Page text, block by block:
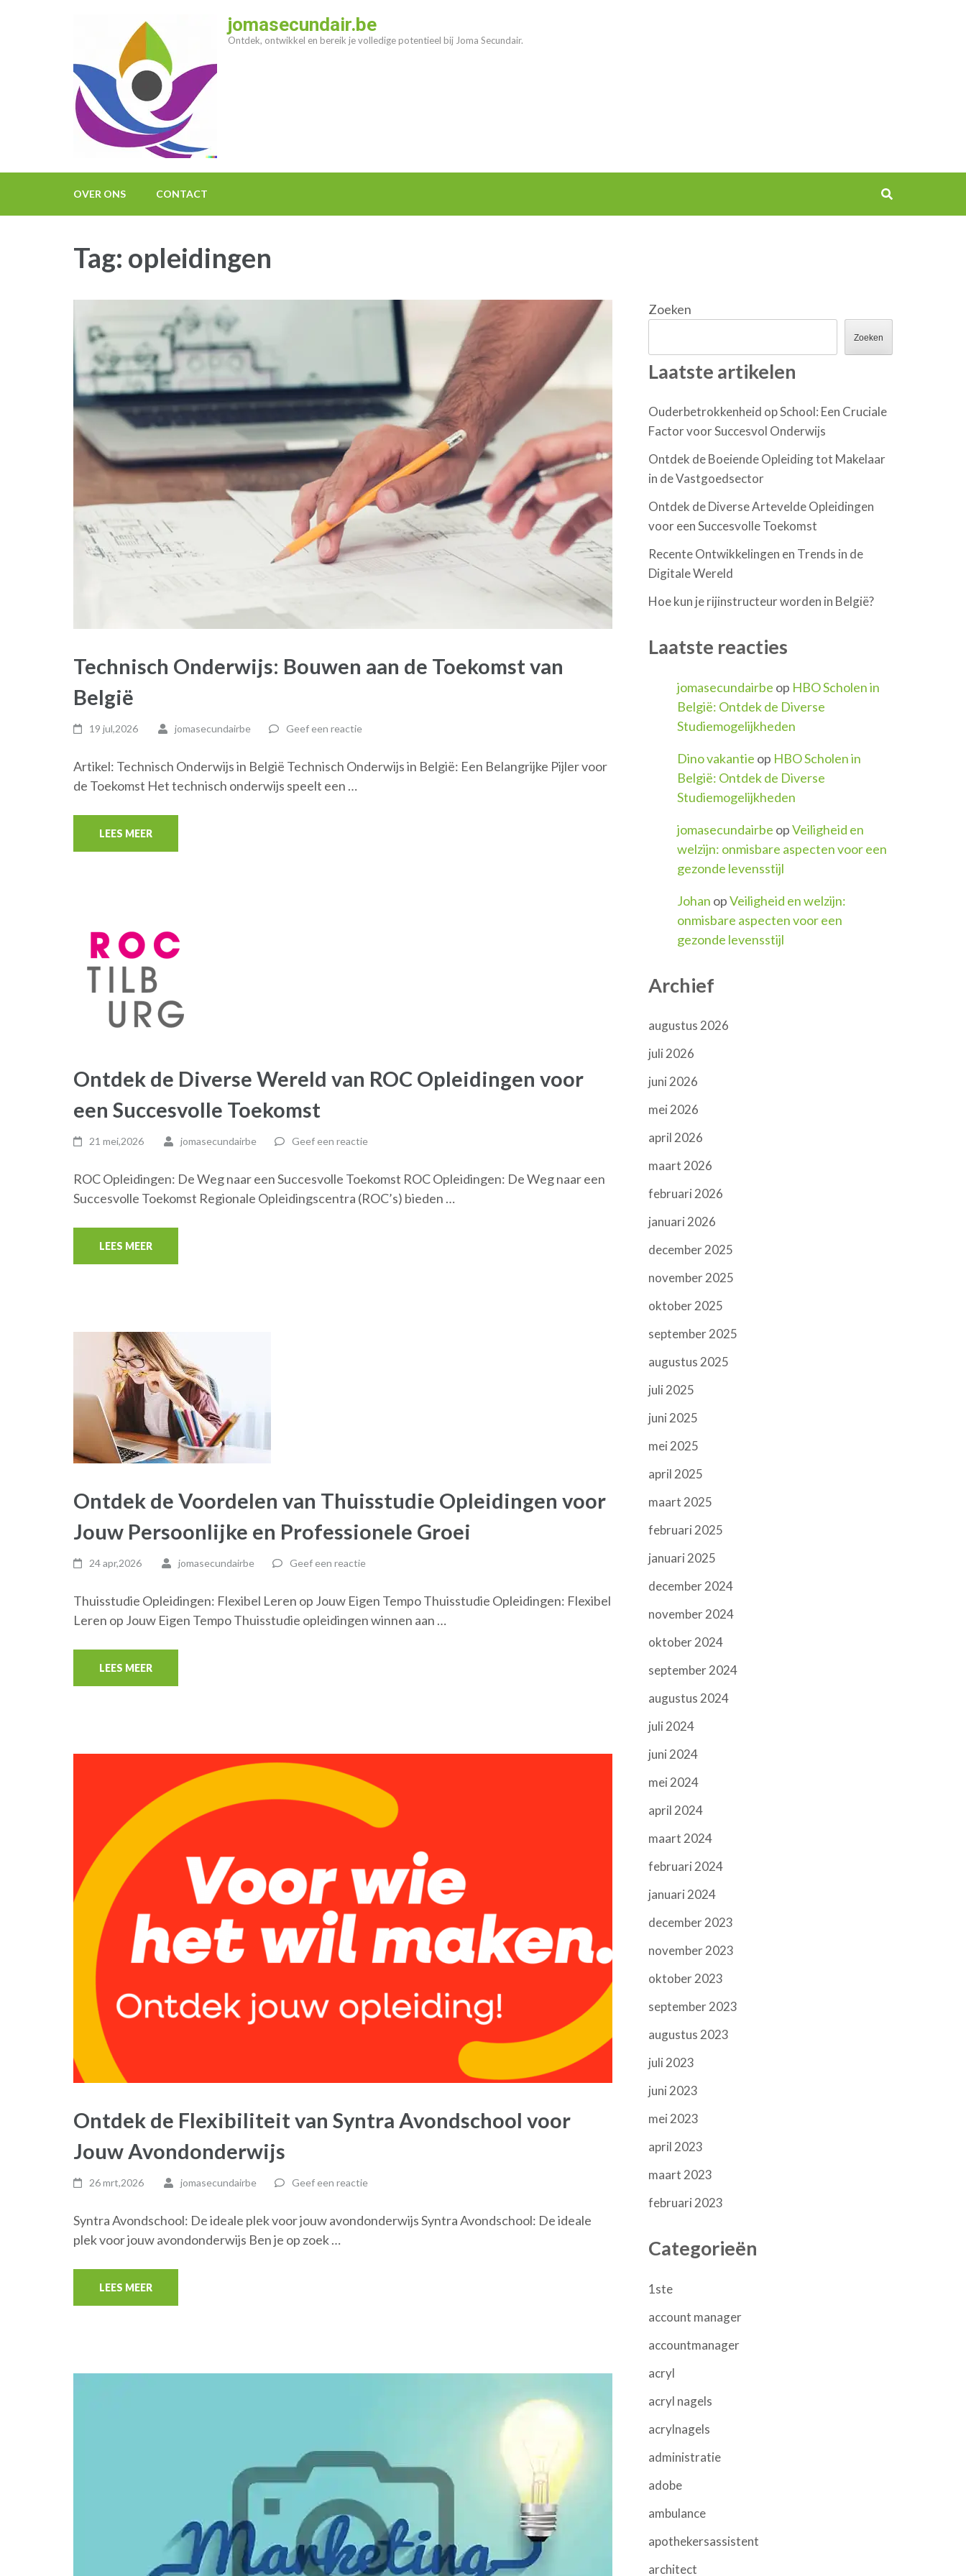
jomasecundair.be
Ontdek, ontwikkel en bereik je volledige potentieel bij Joma Secundair.
OVER ONS CONTACT
Tag: opleidingen
Technisch Onderwijs: Bouwen aan de Toekomst van
België
19 jul,2026 jomasecundairbe Geef een reactie
Artikel: Technisch Onderwijs in België Technisch Onderwijs in België: Een Belangrijke Pijler voor
de Toekomst Het technisch onderwijs speelt een …
LEES MEER
Ontdek de Diverse Wereld van ROC Opleidingen voor
een Succesvolle Toekomst
21 mei,2026 jomasecundairbe Geef een reactie
ROC Opleidingen: De Weg naar een Succesvolle Toekomst ROC Opleidingen: De Weg naar een
Succesvolle Toekomst Regionale Opleidingscentra (ROC’s) bieden …
LEES MEER
Ontdek de Voordelen van Thuisstudie Opleidingen voor
Jouw Persoonlijke en Professionele Groei
24 apr,2026 jomasecundairbe Geef een reactie
Thuisstudie Opleidingen: Flexibel Leren op Jouw Eigen Tempo Thuisstudie Opleidingen: Flexibel
Leren op Jouw Eigen Tempo Thuisstudie opleidingen winnen aan …
LEES MEER
Ontdek de Flexibiliteit van Syntra Avondschool voor
Jouw Avondonderwijs
26 mrt,2026 jomasecundairbe Geef een reactie
Syntra Avondschool: De ideale plek voor jouw avondonderwijs Syntra Avondschool: De ideale
plek voor jouw avondonderwijs Ben je op zoek …
LEES MEER
Zoeken
Zoeken
Laatste artikelen
Ouderbetrokkenheid op School: Een Cruciale
Factor voor Succesvol Onderwijs
Ontdek de Boeiende Opleiding tot Makelaar
in de Vastgoedsector
Ontdek de Diverse Artevelde Opleidingen
voor een Succesvolle Toekomst
Recente Ontwikkelingen en Trends in de
Digitale Wereld
Hoe kun je rijinstructeur worden in België?
Laatste reacties
jomasecundairbe op HBO Scholen in
België: Ontdek de Diverse
Studiemogelijkheden
Dino vakantie op HBO Scholen in
België: Ontdek de Diverse
Studiemogelijkheden
jomasecundairbe opVeiligheid en
welzijn: onmisbare aspecten voor een
gezonde levensstijl
Johan opVeiligheid en welzijn:
onmisbare aspecten voor een
gezonde levensstijl
Archief
augustus 2026
juli 2026
juni 2026
mei 2026
april 2026
maart 2026
februari 2026
januari 2026
december 2025
november 2025
oktober 2025
september 2025
augustus 2025
juli 2025
juni 2025
mei 2025
april 2025
maart 2025
februari 2025
januari 2025
december 2024
november 2024
oktober 2024
september 2024
augustus 2024
juli 2024
juni 2024
mei 2024
april 2024
maart 2024
februari 2024
januari 2024
december 2023
november 2023
oktober 2023
september 2023
augustus 2023
juli 2023
juni 2023
mei 2023
april 2023
maart 2023
februari 2023
Categorieën
1ste
account manager
accountmanager
acryl
acryl nagels
acrylnagels
administratie
adobe
ambulance
apothekersassistent
architect